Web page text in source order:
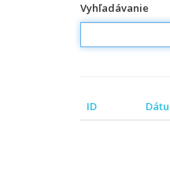
Vyhľadávanie
ID